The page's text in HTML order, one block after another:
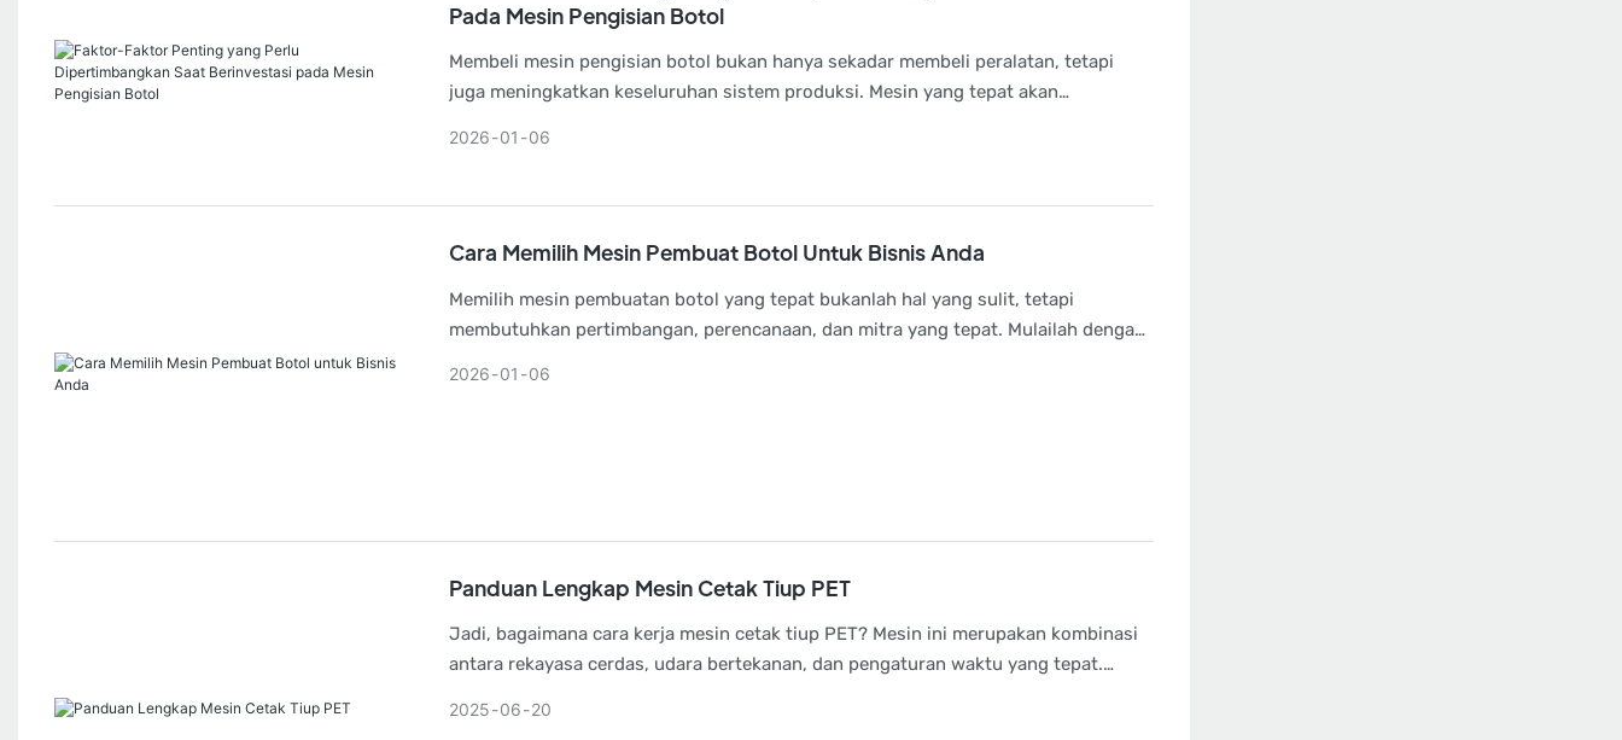
Pada Mesin Pengisian Botol
Membeli mesin pengisian botol bukan hanya sekadar membeli peralatan, tetapi
juga meningkatkan keseluruhan sistem produksi. Mesin yang tepat akan
2026 01 06
Cara Memilih Mesin Pembuat Botol Untuk Bisnis Anda
Memilih mesin pembuatan botol yang tepat bukanlah hal yang sulit, tetapi
membutuhkan pertimbangan, perencanaan, dan mitra yang tepat. Mulailah dengan
2026 01 06
Panduan Lengkap Mesin Cetak Tiup PET
Jadi, bagaimana cara kerja mesin cetak tiup PET? Mesin ini merupakan kombinasi
antara rekayasa cerdas, udara bertekanan, dan pengaturan waktu yang tepat.
2025 06 20